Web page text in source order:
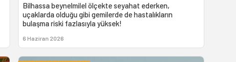
Bilhassa beynelmilel ölçekte seyahat ederken,
uçaklarda olduğu gibi gemilerde de hastalıkların
bulaşma riski fazlasıyla yüksek!
6 Haziran 2026